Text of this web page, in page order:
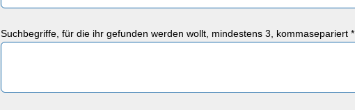
Suchbegriffe, für die ihr gefunden werden wollt, mindestens 3, kommasepariert *